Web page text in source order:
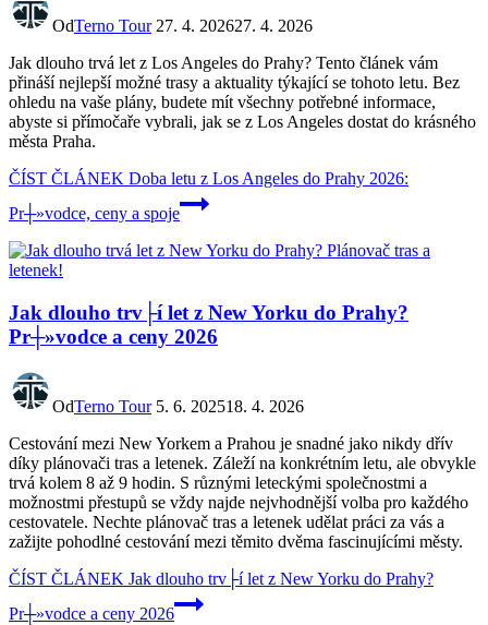
OdTerno Tour 27. 4. 202627. 4. 2026
Jak dlouho trvá let z Los Angeles do Prahy? Tento článek vám
přináší nejlepší možné trasy a aktuality týkající se tohoto letu. Bez
ohledu na vaše plány, budete mít všechny potřebné informace,
abyste si přímočaře vybrali, jak se z Los Angeles dostat do krásného
města Praha.
ČÍST ČLÁNEK Doba letu z Los Angeles do Prahy 2026:
Pr┼»vodce, ceny a spoje
Jak dlouho trv├í let z New Yorku do Prahy?
Pr┼»vodce a ceny 2026
OdTerno Tour 5. 6. 202518. 4. 2026
Cestování mezi New Yorkem a Prahou je snadné jako nikdy dřív
díky plánovači tras a letenek. Záleží na konkrétním letu, ale obvykle
trvá kolem 8 až 9 hodin. S různými leteckými společnostmi a
možnostmi přestupů se vždy najde nejvhodnější volba pro každého
cestovatele. Nechte plánovač tras a letenek udělat práci za vás a
zažijte pohodlné cestování mezi těmito dvěma fascinujícími městy.
ČÍST ČLÁNEK Jak dlouho trv├í let z New Yorku do Prahy?
Pr┼»vodce a ceny 2026